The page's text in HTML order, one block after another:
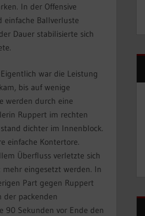
In der Offensive
einfache Ballverluste
Dauer stabilisierte sich
war die Leistung
bis auf wenige
werden durch eine
Ruppert im rechten
dichter im Innenblock.
einfache Kontertore.
Überfluss verletzte sich
eingesetzt werden. In
Part gegen Ruppert
der packenden
90 Sekunden vor Ende den